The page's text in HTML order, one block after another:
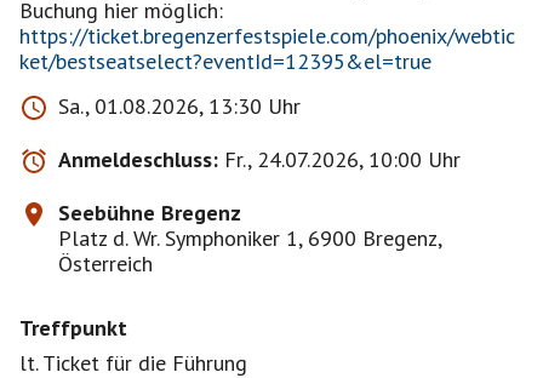
https://ticket.bregenzerfestspiele.com/phoenix/webtic
ket/bestseatselect?eventId=12395&el=true
Sa., 01.08.2026, 13:30 Uhr
Anmeldeschluss: Fr., 24.07.2026, 10:00 Uhr
Seebühne Bregenz
Platz d. Wr. Symphoniker 1, 6900 Bregenz,
Österreich
Treffpunkt
lt. Ticket für die Führung